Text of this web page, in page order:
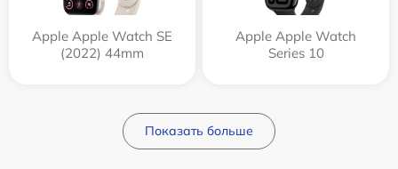
Apple Apple Watch SE
(2022) 44mm
Apple Apple Watch
Series 10
Показать больше